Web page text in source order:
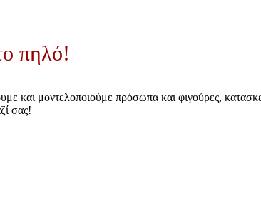
πηλό!
και μοντελοποιούμε πρόσωπα και φιγούρες,
σας!